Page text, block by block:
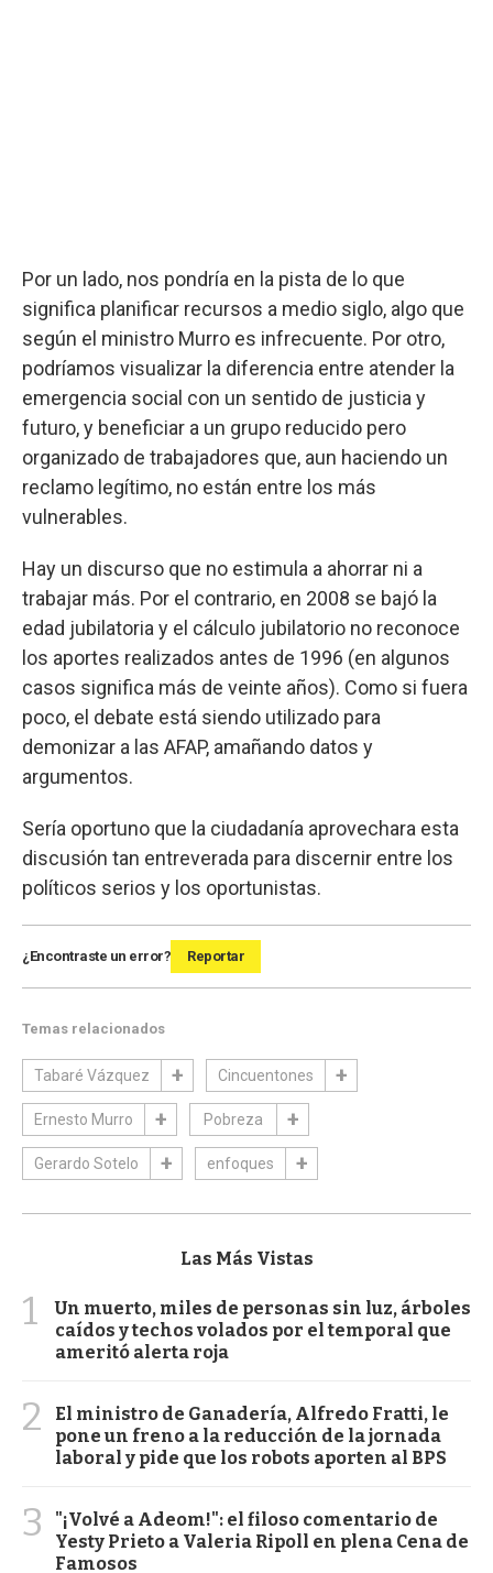
Por un lado, nos pondría en la pista de lo que
significa planificar recursos a medio siglo, algo que
según el ministro Murro es infrecuente. Por otro,
podríamos visualizar la diferencia entre atender la
emergencia social con un sentido de justicia y
futuro, y beneficiar a un grupo reducido pero
organizado de trabajadores que, aun haciendo un
reclamo legítimo, no están entre los más
vulnerables.
Hay un discurso que no estimula a ahorrar ni a
trabajar más. Por el contrario, en 2008 se bajó la
edad jubilatoria y el cálculo jubilatorio no reconoce
los aportes realizados antes de 1996 (en algunos
casos significa más de veinte años). Como si fuera
poco, el debate está siendo utilizado para
demonizar a las AFAP, amañando datos y
argumentos.
Sería oportuno que la ciudadanía aprovechara esta
discusión tan entreverada para discernir entre los
políticos serios y los oportunistas.
¿Encontraste un error? Reportar
Temas relacionados
Tabaré Vázquez Cincuentones
Ernesto Murro Pobreza
Gerardo Sotelo enfoques
Las Más Vistas
1
Un muerto, miles de personas sin luz, árboles
caídos y techos volados por el temporal que
ameritó alerta roja
2
El ministro de Ganadería, Alfredo Fratti, le
pone un freno a la reducción de la jornada
laboral y pide que los robots aporten al BPS
3
"¡Volvé a Adeom!": el filoso comentario de
Yesty Prieto a Valeria Ripoll en plena Cena de
Famosos